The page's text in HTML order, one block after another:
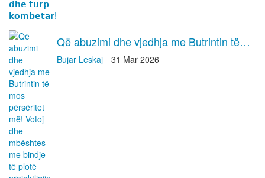
Që abuzimi dhe vjedhja me Butrintin të…
Bujar Leskaj 31 Mar 2026